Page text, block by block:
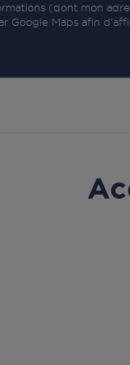
(dont mon
Google Maps afin